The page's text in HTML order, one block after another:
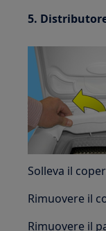
5.
Solleva il
Rimuovere il
Rimuovere il